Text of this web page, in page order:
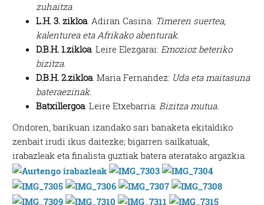
zuhaitza.
L.H. 3. zikloa. Adiran Casina: Timeren suertea,
kalenturea eta Afrikako abenturak.
D.B.H. 1.zikloa. Leire Elezgarai: Emozioz beteriko
bizitza.
D.B.H. 2.zikloa. Maria Fernandez: Uda eta maitasuna
bateraezinak.
Batxillergoa. Leire Etxebarria:Bizitza mutua.
Ondoren, barikuan izandako sari banaketa ekitaldiko
zenbait irudi ikus daitezke; bigarren sailkatuak,
irabazleak eta finalista guztiak batera ateratako argazkia.